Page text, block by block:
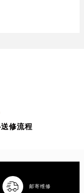
修流程
 邮寄维修